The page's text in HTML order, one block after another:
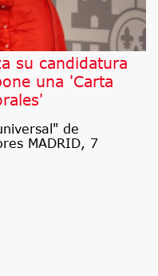
su candidatura
una 'Carta
de
MADRID, 7